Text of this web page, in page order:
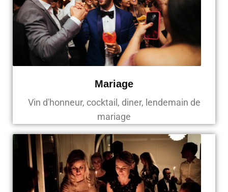
Mariage
Vin d'honneur, cocktail, diner, lendemain de
mariage